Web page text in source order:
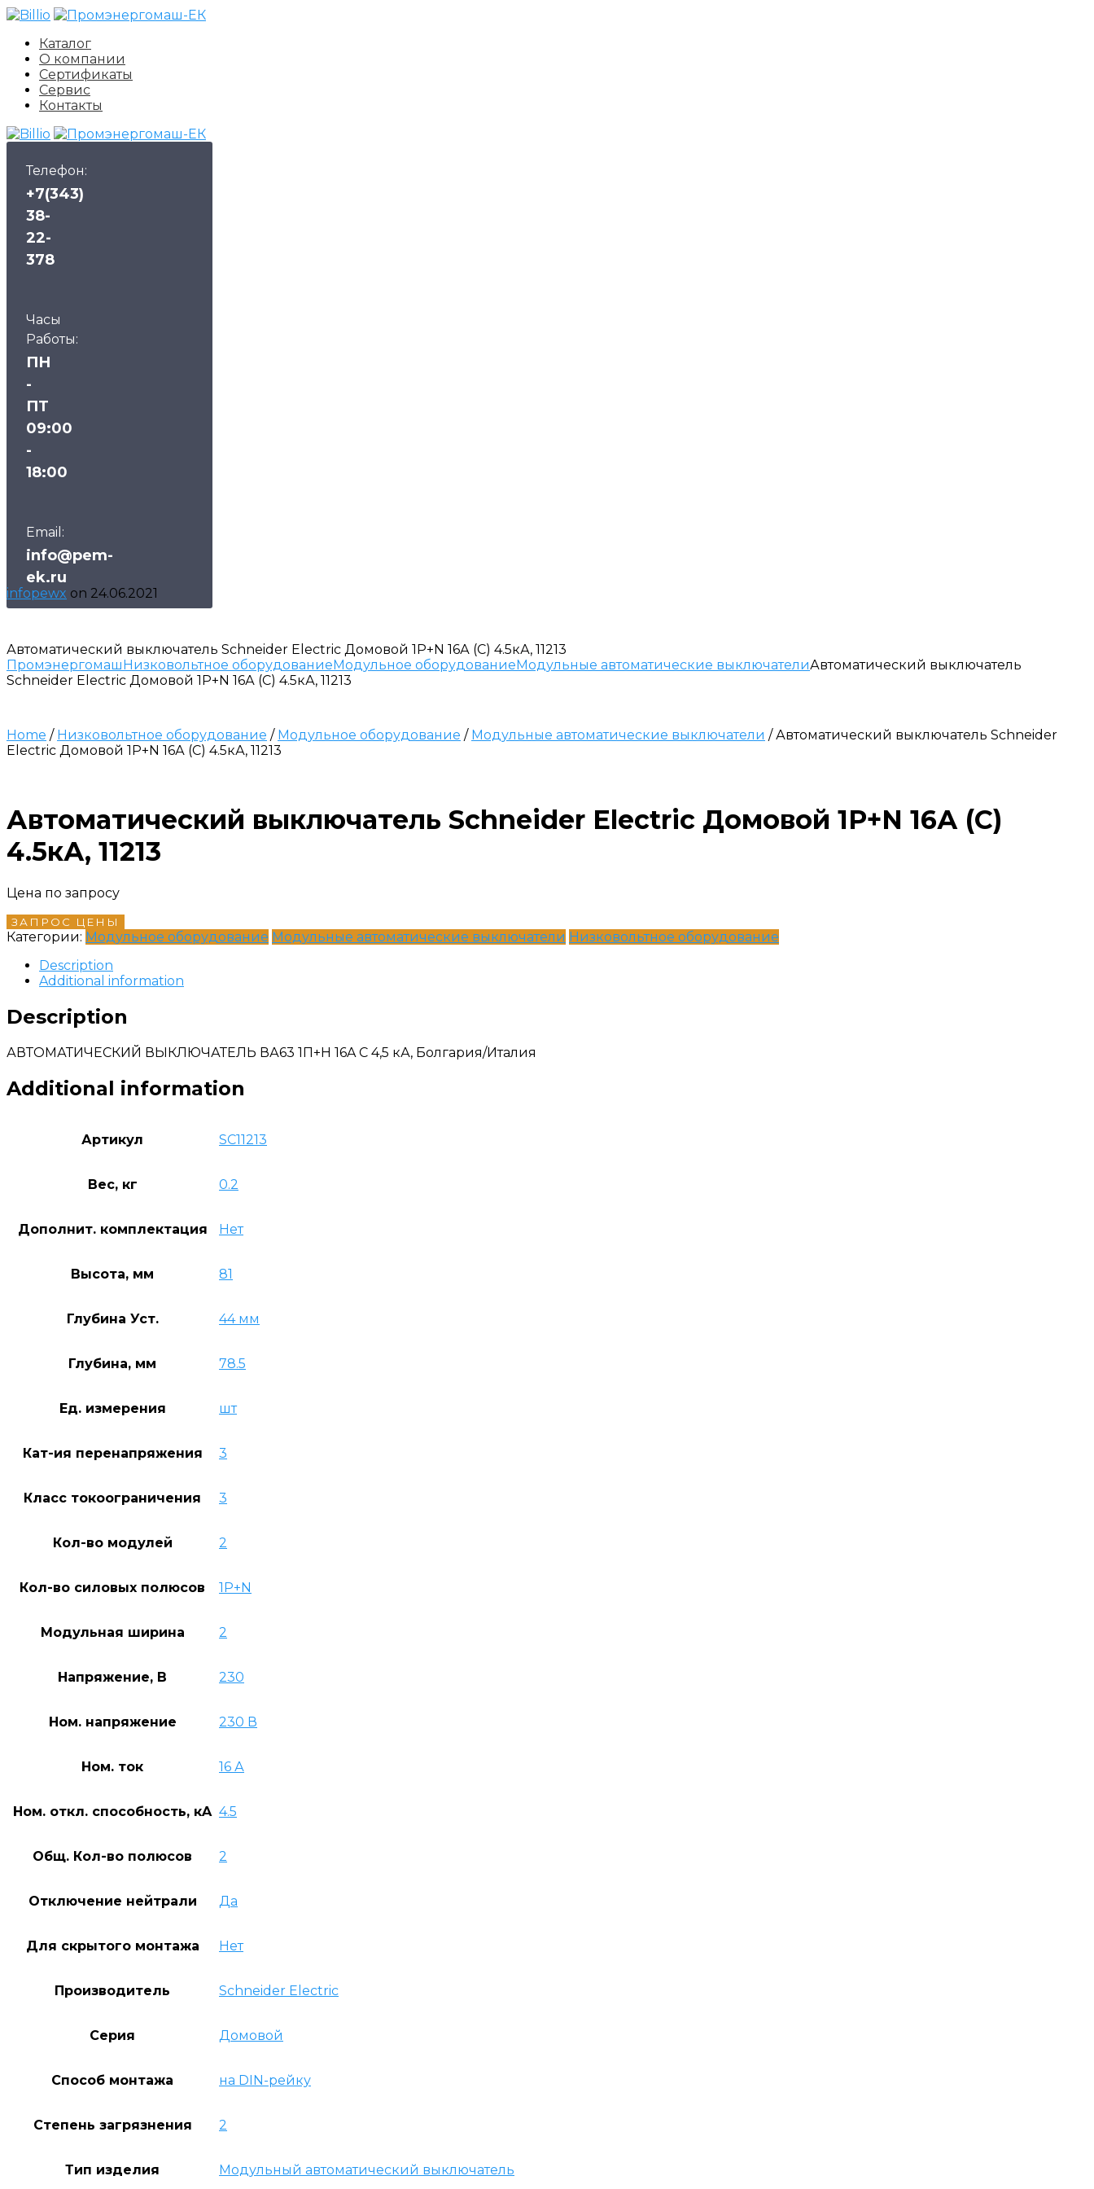
Каталог
О компании
Сертификаты
Сервис
Контакты
Телефон:
+7(343)
38-
22-
378
Часы
Работы:
ПН
-
ПТ
09:00
-
18:00
Email:
info@pem-
ek.ru
infopewx on 24.06.2021
Автоматический выключатель Schneider Electric Домовой 1P+N 16А (C) 4.5кА, 11213
ПромэнергомашНизковольтное оборудованиеМодульное оборудованиеМодульные автоматические выключателиАвтоматический выключатель
Schneider Electric Домовой 1P+N 16А (C) 4.5кА, 11213
Home / Низковольтное оборудование / Модульное оборудование / Модульные автоматические выключатели / Автоматический выключатель Schneider
Electric Домовой 1P+N 16А (C) 4.5кА, 11213
Автоматический выключатель Schneider Electric Домовой 1P+N 16А (C)
4.5кА, 11213
Цена по запросу
ЗАПРОС ЦЕНЫ
Категории: Модульное оборудование Модульные автоматические выключатели Низковольтное оборудование
Description
Additional information
Description
АВТОМАТИЧЕСКИЙ ВЫКЛЮЧАТЕЛЬ ВА63 1П+Н 16A C 4,5 кА, Болгария/Италия
Additional information
Артикул SC11213
Вес, кг 0.2
Дополнит. комплектация Нет
Высота, мм 81
Глубина Уст. 44 мм
Глубина, мм 78.5
Ед. измерения шт
Кат-ия перенапряжения 3
Класс токоограничения 3
Кол-во модулей 2
Кол-во силовых полюсов 1P+N
Модульная ширина 2
Напряжение, В 230
Ном. напряжение 230 В
Ном. ток 16 А
Ном. откл. способность, кA 4.5
Общ. Кол-во полюсов 2
Отключение нейтрали Да
Для скрытого монтажа Нет
Производитель Schneider Electric
Серия Домовой
Способ монтажа на DIN-рейку
Степень загрязнения 2
Тип изделия Модульный автоматический выключатель